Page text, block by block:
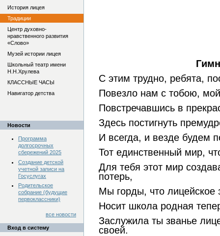
С этим трудно, ребята,
Повезло нам с тобою, мой
Повстречавшись в
Здесь постигнуть
И всегда, и везде будем
Тот единственный мир, ч
Для тебя этот мир
потерь,
Мы горды, что лицейское
Носит школа родная
Заслужила ты званье
своей.
История лицея
Традиции
Центр духовно-
нравственного развития
«Слово»
Музей истории лицея
Школьный театр имени
Н.Н.Хрулева
КЛАССНЫЕ ЧАСЫ
Навигатор детства
Новости
Программа
долгосрочных
сбережений 2025
Создание детской
учетной записи на
Госуслугах
Родительское
собрание (будущие
первоклассники)
все новости
Вход в систему